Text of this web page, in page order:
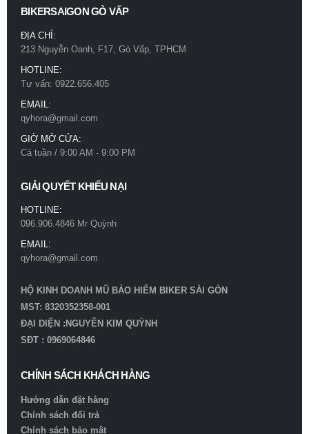
BIKERSAIGON GÒ VẤP
ĐỊA CHỈ:
213 Nguyễn Oanh, F17, Gò Vấp, TPHCM
HOTLINE:
Tư vấn: 0922.656.405
EMAIL:
qyhora@gmail.com
GIỜ MỞ CỬA:
Cả tuần / 9:00 AM - 9:00 PM
GIẢI QUYẾT KHIẾU NẠI
HOTLINE:
096.906.4846 Mr Quỳnh
EMAIL:
qyhora@gmail.com
HỘ KINH DOANH MŨ BẢO HIỂM BIKER SÀI GÒN
MST: 8320352358-001
ĐẠI DIỆN :NGUYỄN KIM QUỲNH
SĐT : 0969064846
CHÍNH SÁCH KHÁCH HÀNG
Hướng dẫn đặt hàng
Chính sách đổi trả
Chính sách bảo mật